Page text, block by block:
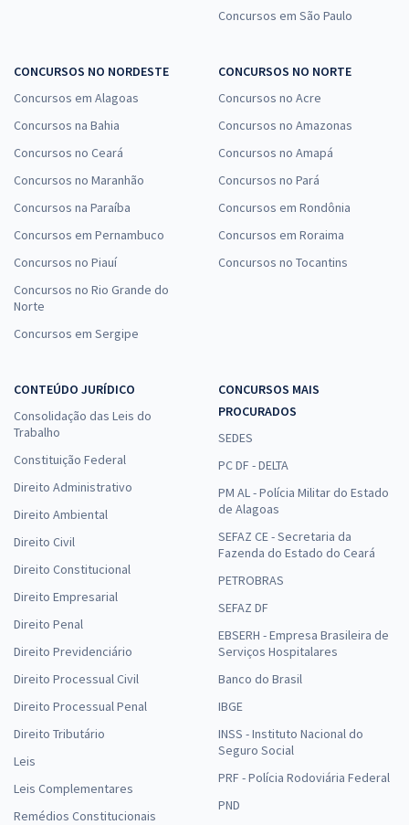
Concursos em São Paulo
CONCURSOS NO NORDESTE
Concursos em Alagoas
Concursos na Bahia
Concursos no Ceará
Concursos no Maranhão
Concursos na Paraíba
Concursos em Pernambuco
Concursos no Piauí
Concursos no Rio Grande do
Norte
Concursos em Sergipe
CONCURSOS NO NORTE
Concursos no Acre
Concursos no Amazonas
Concursos no Amapá
Concursos no Pará
Concursos em Rondônia
Concursos em Roraima
Concursos no Tocantins
CONTEÚDO JURÍDICO
Consolidação das Leis do
Trabalho
Constituição Federal
Direito Administrativo
Direito Ambiental
Direito Civil
Direito Constitucional
Direito Empresarial
Direito Penal
Direito Previdenciário
Direito Processual Civil
Direito Processual Penal
Direito Tributário
Leis
Leis Complementares
Remédios Constitucionais
CONCURSOS MAIS
PROCURADOS
SEDES
PC DF - DELTA
PM AL - Polícia Militar do Estado
de Alagoas
SEFAZ CE - Secretaria da
Fazenda do Estado do Ceará
PETROBRAS
SEFAZ DF
EBSERH - Empresa Brasileira de
Serviços Hospitalares
Banco do Brasil
IBGE
INSS - Instituto Nacional do
Seguro Social
PRF - Polícia Rodoviária Federal
PND